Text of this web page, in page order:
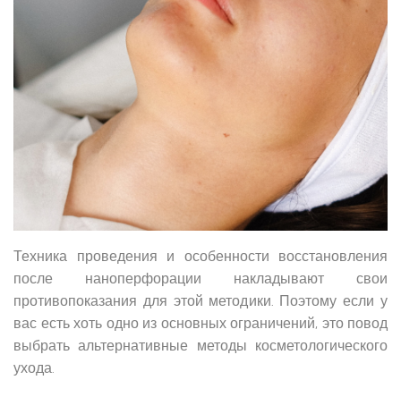
Техника проведения и особенности восстановления
после наноперфорации накладывают свои
противопоказания для этой методики. Поэтому если у
вас есть хоть одно из основных ограничений, это повод
выбрать альтернативные методы косметологического
ухода.